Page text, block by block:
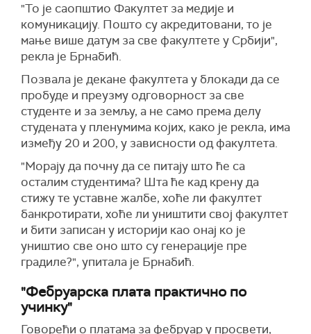
"То је саопштио Факултет за медије и
комуникацију. Пошто су акредитовани, то је
мање више датум за све факултете у Србији",
рекла је Брнабић.
Позвала је декане факултета у блокади да се
пробуде и преузму одговорност за све
студенте и за земљу, а не само према делу
студената у пленумима којих, како је рекла, има
између 20 и 200, у зависности од факултета.
"Морају да почну да се питају што ће са
осталим студентима? Шта ће кад крену да
стижу те уставне жалбе, хоће ли факултет
банкротирати, хоће ли уништити свој факултет
и бити записан у историји као онај ко је
уништио све оно што су генерације пре
градиле?", упитала је Брнабић.
"Фебруарска плата практично по
учинку"
Говорећи о платама за фебруар у просвети,